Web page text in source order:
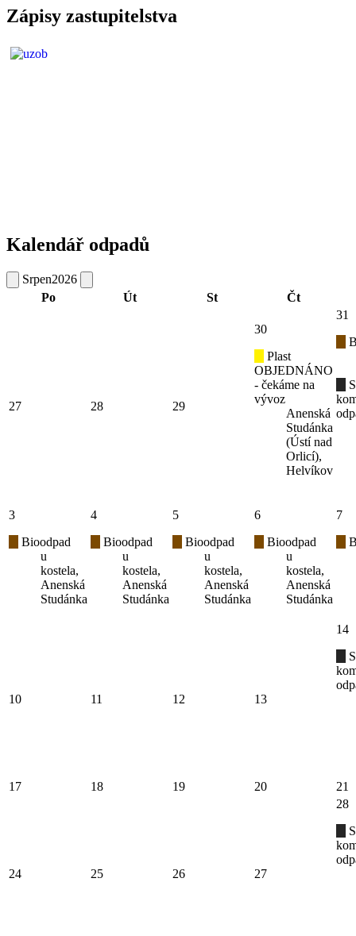
Zápisy zastupitelstva
Kalendář odpadů
Srpen2026
Po
Út St Čt
27 28 29
30
Plast
OBJEDNÁNO
- čekáme na
vývoz
Anenská
Studánka
(Ústí nad
Orlicí),
Helvíkov
31
3
Bioodpad
u
kostela,
Anenská
Studánka
4
Bioodpad
u
kostela,
Anenská
Studánka
5
Bioodpad
u
kostela,
Anenská
Studánka
6
Bioodpad
u
kostela,
Anenská
Studánka
7
10 11 12 13
14
17 18 19 20 21
24 25 26 27
28